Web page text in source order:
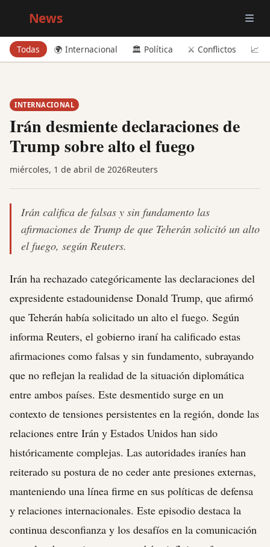
News
Todas 🌍 Internacional 🏛️ Política ⚔️ Conflictos 📈
INTERNACIONAL
Irán desmiente declaraciones de
Trump sobre alto el fuego
miércoles, 1 de abril de 2026Reuters
Irán califica de falsas y sin fundamento las
afirmaciones de Trump de que Teherán solicitó un alto
el fuego, según Reuters.
Irán ha rechazado categóricamente las declaraciones del
expresidente estadounidense Donald Trump, que afirmó
que Teherán había solicitado un alto el fuego. Según
informa Reuters, el gobierno iraní ha calificado estas
afirmaciones como falsas y sin fundamento, subrayando
que no reflejan la realidad de la situación diplomática
entre ambos países. Este desmentido surge en un
contexto de tensiones persistentes en la región, donde las
relaciones entre Irán y Estados Unidos han sido
históricamente complejas. Las autoridades iraníes han
reiterado su postura de no ceder ante presiones externas,
manteniendo una línea firme en sus políticas de defensa
y relaciones internacionales. Este episodio destaca la
continua desconfianza y los desafíos en la comunicación